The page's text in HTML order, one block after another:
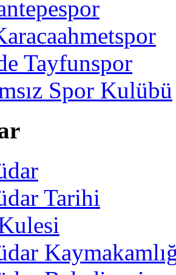
Tayfunspor
Spor Kulübü
Tarihi